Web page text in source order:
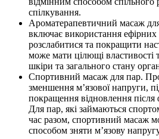
спілкування.
Ароматерапевтичний масаж
включає використання ефірних
розслабитися та покращити
може мати цілющі
шкіри та загального стану
Спортивний масаж для пар.
зменшення м’язової напруги,
покращення відновлення
Для пар, які займаються
час разом, спортивний масаж
способом зняти м’язову